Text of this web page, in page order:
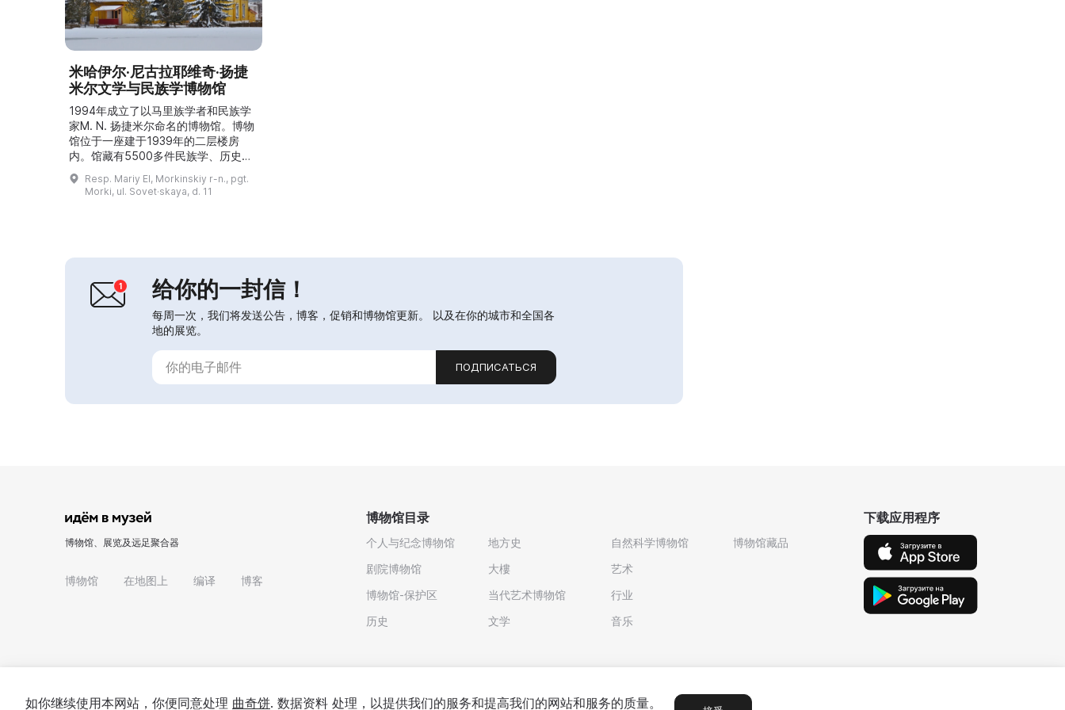
米哈伊尔·尼古拉耶维奇·扬捷
米尔文学与民族学博物馆
1994年成立了以马里族学者和民族学
家M. N. 扬捷米尔命名的博物馆。博物
馆位于一座建于1939年的二层楼房
内。馆藏有5500多件民族学、历史、
生活用品、照片资料、珍贵书籍以及
20世纪初库热尔斯克玻璃厂的制品。
收藏有莫尔金地区作家和诗人的文学作
室内陈设；文学展厅讲述了19世纪末
Resp. Mariy El, Morkinskiy r-n., pgt.
Morki, ul. Sovet·skaya, d. 11
给你的一封信！
每周一次，我们将发送公告，博客，促销和博物馆更新。 以及在你的城市和全国各
地的展览。
ПОДПИСАТЬСЯ
博物馆、展览及远足聚合器
博物馆 在地图上 编译 博客
博物馆目录
个人与纪念博物馆
剧院博物馆
博物馆-保护区
历史
地方史
大樓
当代艺术博物馆
文学
自然科学博物馆
艺术
行业
音乐
博物馆藏品
下载应用程序
如你继续使用本网站，你便同意处理 曲奇饼. 数据资料 处理，以提供我们的服务和提高我们的网站和服务的质量。